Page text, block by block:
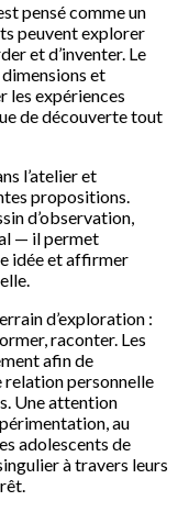
pensé comme un
peuvent explorer
et d’inventer. Le
et
les expériences
de découverte tout
l’atelier et
propositions.
d’observation,
— il permet
idée et affirmer
d’exploration :
raconter. Les
afin de
relation personnelle
Une attention
au
adolescents de
à travers leurs